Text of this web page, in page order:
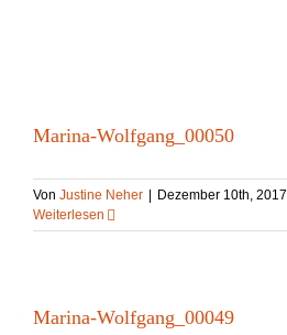
Marina-Wolfgang_00050
Von Justine Neher Dezember 10th, 2017
Weiterlesen
Marina-Wolfgang_00049